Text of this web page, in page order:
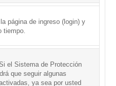
página de ingreso (login) y
tiempo.
el Sistema de Protección
que seguir algunas
ya sea por usted